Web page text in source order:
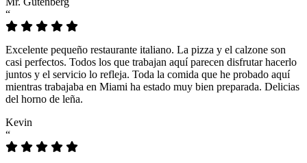
“
Excelente pequeño restaurante italiano. La pizza y el calzone son
casi perfectos. Todos los que trabajan aquí parecen disfrutar hacerlo
juntos y el servicio lo refleja. Toda la comida que he probado aquí
mientras trabajaba en Miami ha estado muy bien preparada. Delicias
del horno de leña.
Kevin
“